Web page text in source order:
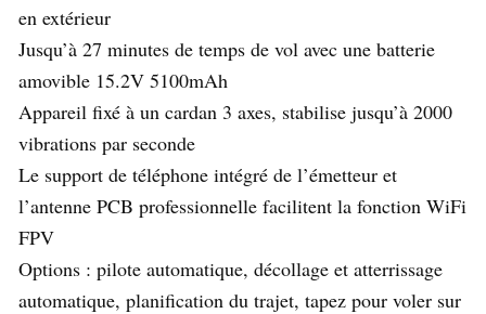
en extérieur
Jusqu’à 27 minutes de temps de vol avec une batterie
amovible 15.2V 5100mAh
Appareil fixé à un cardan 3 axes, stabilise jusqu’à 2000
vibrations par seconde
Le support de téléphone intégré de l’émetteur et
l’antenne PCB professionnelle facilitent la fonction WiFi
FPV
Options : pilote automatique, décollage et atterrissage
automatique, planification du trajet, tapez pour voler sur